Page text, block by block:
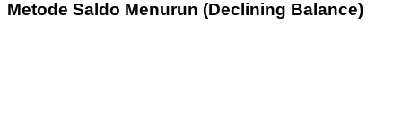
Metode Saldo Menurun (Declining Balance)